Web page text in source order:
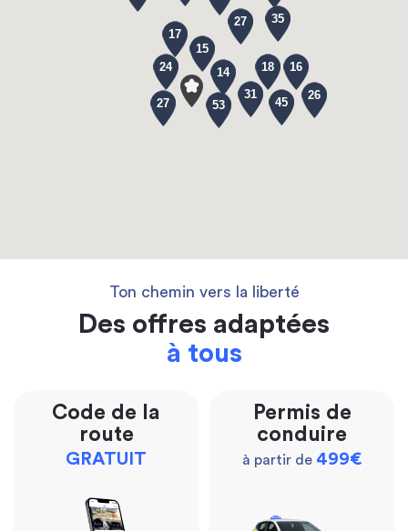
35
27
16
26
53
14
45
17
15
18
24
31
27
Ton chemin vers la liberté
Des offres adaptées
à tous
Code de la
route
GRATUIT
Permis de
conduire
à partir de 499€